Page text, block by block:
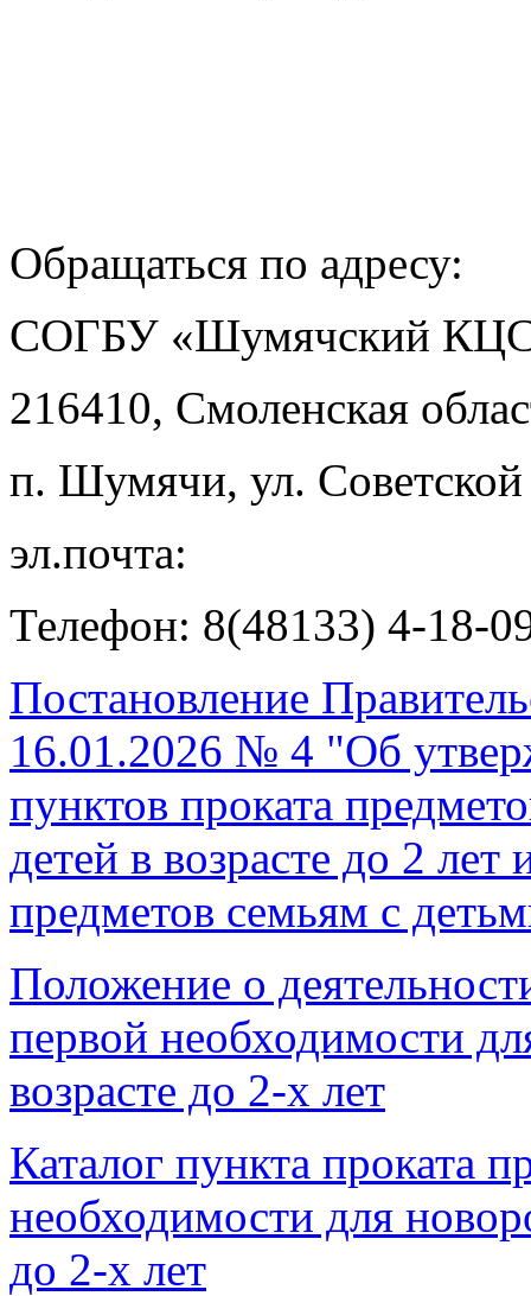
Обращаться по адресу:
СОГБУ «Шумячский
216410, Смоленская
п. Шумячи, ул.
эл.почта:
Телефон: 8(48133) 4-18-
Постановление
16.01.2026 № 4 "Об
пунктов проката
детей в возрасте до 2
предметов семьям с
Положение о
первой необходимости
возрасте до 2-х лет
Каталог пункта проката
необходимости для
до 2-х лет